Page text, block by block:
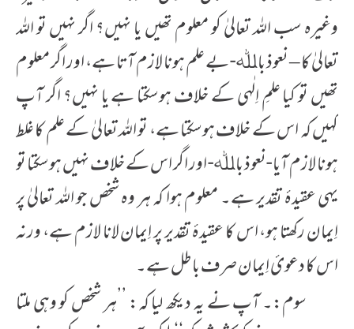
وغیرہ سب اللہ تعالیٰ کو معلوم تھیں یا نہیں؟ اگر نہیں تو اللہ
تعالیٰ کا – نعوذ باﷲ- بے علم ہونا لازم آتا ہے، اور اگر معلوم
تھیں تو کیا علمِ اِلٰہی کے خلاف ہوسکتا ہے یا نہیں؟ اگر آپ
کہیں کہ اس کے خلاف ہوسکتا ہے، تو اللہ تعالیٰ کے علم کا غلط
ہونا لازم آیا -نعوذ باﷲ- اور اگر اس کے خلاف نہیں ہوسکتا تو
یہی عقیدۂ تقدیر ہے۔ معلوم ہوا کہ ہر وہ شخص جو اللہ تعالیٰ پر
اِیمان رکھتا ہو، اس کا عقیدۂ تقدیر پر اِیمان لانا لازم ہے، ورنہ
اس کا دعویٔ اِیمان صرف باطل ہے۔
سوم:۔ آپ نے یہ دیکھ لیا کہ: ’’ہر شخص کو وہی ملتا